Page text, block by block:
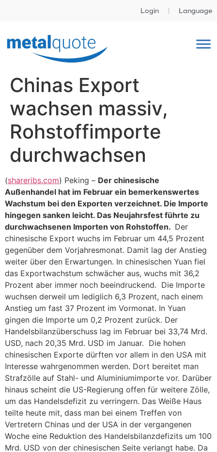
Login Language
Chinas Export
wachsen massiv,
Rohstoffimporte
durchwachsen
(shareribs.com) Peking – Der chinesische
Außenhandel hat im Februar ein bemerkenswertes
Wachstum bei den Exporten verzeichnet. Die Importe
hingegen sanken leicht. Das Neujahrsfest führte zu
durchwachsenen Importen von Rohstoffen. Der
chinesische Export wuchs im Februar um 44,5 Prozent
gegenüber dem Vorjahresmonat. Damit lag der Anstieg
weiter über den Erwartungen. In chinesischen Yuan fiel
das Exportwachstum schwächer aus, wuchs mit 36,2
Prozent aber immer noch beeindruckend. Die Importe
wuchsen derweil um lediglich 6,3 Prozent, nach einem
Anstieg um fast 37 Prozent im Vormonat. In Yuan
gingen die Importe um 0,2 Prozent zurück. Der
Handelsbilanzüberschuss lag im Februar bei 33,74 Mrd.
USD, nach 20,35 Mrd. USD im Januar. Die hohen
chinesischen Exporte dürften vor allem in den USA mit
Interesse wahrgenommen werden. Dort bereitet man
Strafzölle auf Stahl- und Aluminiumimporte vor. Darüber
hinaus scheint die US-Regierung offen für weitere Zölle,
um das Handelsdefizit zu verringern. Das Weiße Haus
teilte heute mit, dass man bei einem Treffen von
Vertretern Chinas und der USA in der vergangenen
Woche eine Reduktion des Handelsbilanzdefizits um 100
Mrd. USD von der chinesischen Seite verlangt habe. Da